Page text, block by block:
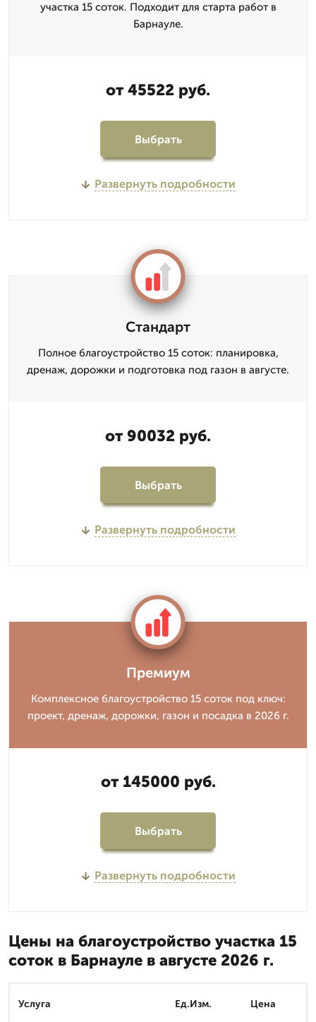
участка 15 соток. Подходит для старта работ в
Барнауле.
от 45522 руб.
Выбрать
Развернуть подробности
Стандарт
Полное благоустройство 15 соток: планировка,
дренаж, дорожки и подготовка под газон в августе.
от 90032 руб.
Выбрать
Развернуть подробности
Премиум
Комплексное благоустройство 15 соток под ключ:
проект, дренаж, дорожки, газон и посадка в 2026 г.
от 145000 руб.
Выбрать
Развернуть подробности
Цены на благоустройство участка 15
соток в Барнауле в августе 2026 г.
Услуга Ед.Изм. Цена